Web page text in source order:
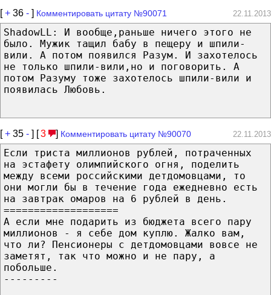
[+ 36 - ] Комментировать цитату №90071 22.11.2013
ShadowLL: И вообще,раньше ничего этого не
было. Мужик тащил бабу в пещеру и шпили-
вили. А потом появился Разум. И захотелось
не только шпили-вили,но и поговорить. А
потом Разуму тоже захотелось шпили-вили и
появилась Любовь.
[+ 35 - ] [3 ] Комментировать цитату №90070 22.11.2013
Если триста миллионов рублей, потраченных
на эстафету олимпийского огня, поделить
между всеми российскими детдомовцами, то
они могли бы в течение года ежедневно есть
на завтрак омаров на 6 рублей в день.
===================
А если мне подарить из бюджета всего пару
миллионов - я себе дом куплю. Жалко вам,
что ли? Пенсионеры с детдомовцами вовсе не
заметят, так что можно и не пару, а
побольше.
---------